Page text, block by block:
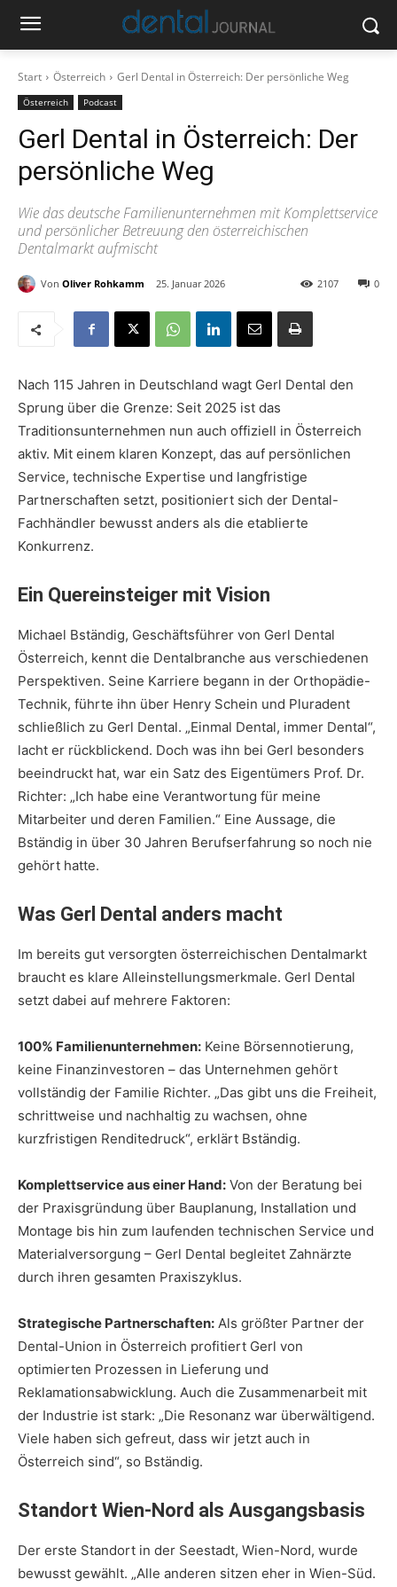
Start Österreich Gerl Dental in Österreich: Der persönliche Weg
Österreich Podcast
Gerl Dental in Österreich: Der
persönliche Weg
Wie das deutsche Familienunternehmen mit Komplettservice
und persönlicher Betreuung den österreichischen
Dentalmarkt aufmischt
Von Oliver Rohkamm 25. Januar 2026 0
2107
Nach 115 Jahren in Deutschland wagt Gerl Dental den
Sprung über die Grenze: Seit 2025 ist das
Traditionsunternehmen nun auch offiziell in Österreich
aktiv. Mit einem klaren Konzept, das auf persönlichen
Service, technische Expertise und langfristige
Partnerschaften setzt, positioniert sich der Dental-
Fachhändler bewusst anders als die etablierte
Konkurrenz.
Ein Quereinsteiger mit Vision
Michael Bständig, Geschäftsführer von Gerl Dental
Österreich, kennt die Dentalbranche aus verschiedenen
Perspektiven. Seine Karriere begann in der Orthopädie-
Technik, führte ihn über Henry Schein und Pluradent
schließlich zu Gerl Dental. „Einmal Dental, immer Dental“,
lacht er rückblickend. Doch was ihn bei Gerl besonders
beeindruckt hat, war ein Satz des Eigentümers Prof. Dr.
Richter: „Ich habe eine Verantwortung für meine
Mitarbeiter und deren Familien.“ Eine Aussage, die
Bständig in über 30 Jahren Berufserfahrung so noch nie
gehört hatte.
Was Gerl Dental anders macht
Im bereits gut versorgten österreichischen Dentalmarkt
braucht es klare Alleinstellungsmerkmale. Gerl Dental
setzt dabei auf mehrere Faktoren:
100% Familienunternehmen: Keine Börsennotierung,
keine Finanzinvestoren – das Unternehmen gehört
vollständig der Familie Richter. „Das gibt uns die Freiheit,
schrittweise und nachhaltig zu wachsen, ohne
kurzfristigen Renditedruck“, erklärt Bständig.
Komplettservice aus einer Hand: Von der Beratung bei
der Praxisgründung über Bauplanung, Installation und
Montage bis hin zum laufenden technischen Service und
Materialversorgung – Gerl Dental begleitet Zahnärzte
durch ihren gesamten Praxiszyklus.
Strategische Partnerschaften: Als größter Partner der
Dental-Union in Österreich profitiert Gerl von
optimierten Prozessen in Lieferung und
Reklamationsabwicklung. Auch die Zusammenarbeit mit
der Industrie ist stark: „Die Resonanz war überwältigend.
Viele haben sich gefreut, dass wir jetzt auch in
Österreich sind“, so Bständig.
Standort Wien-Nord als Ausgangsbasis
Der erste Standort in der Seestadt, Wien-Nord, wurde
bewusst gewählt. „Alle anderen sitzen eher in Wien-Süd.